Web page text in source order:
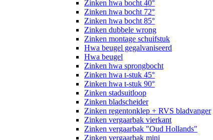
Zinken hwa bocht 40°
Zinken hwa bocht 72°
Zinken hwa bocht 85°
Zinken dubbele wrong
Zinken montage schuifstuk
Hwa beugel gegalvaniseerd
Hwa beugel
Zinken hwa sprongbocht
Zinken hwa t-stuk 45°
Zinken hwa t-stuk 90°
Zinken stadsuitloop
Zinken bladscheider
Zinken regentonklep + RVS bladvanger
Zinken vergaarbak vierkant
Zinken vergaarbak "Oud Hollands"
Zinken vergaarbak mini